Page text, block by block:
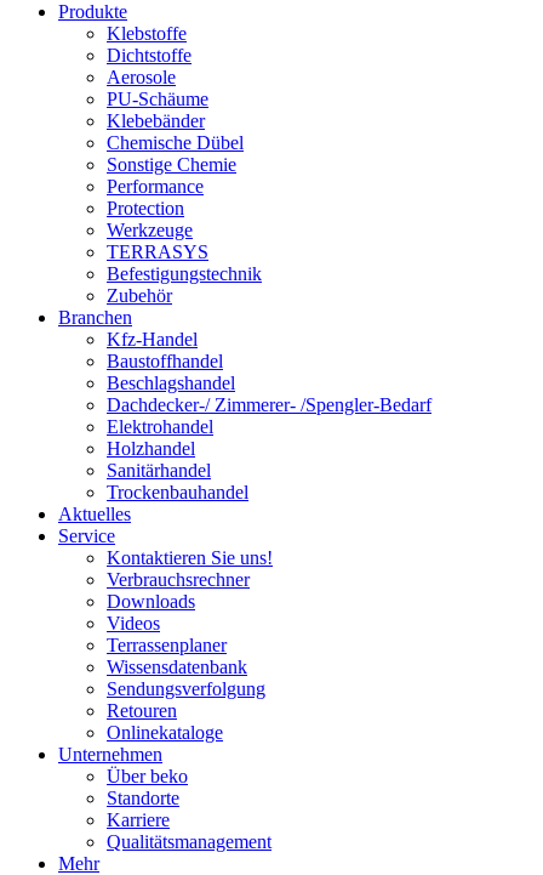
Produkte
Klebstoffe
Dichtstoffe
Aerosole
PU-Schäume
Klebebänder
Chemische Dübel
Sonstige Chemie
Performance
Protection
Werkzeuge
TERRASYS
Befestigungstechnik
Zubehör
Branchen
Kfz-Handel
Baustoffhandel
Beschlagshandel
Dachdecker-/ Zimmerer- /Spengler-Bedarf
Elektrohandel
Holzhandel
Sanitärhandel
Trockenbauhandel
Aktuelles
Service
Kontaktieren Sie uns!
Verbrauchsrechner
Downloads
Videos
Terrassenplaner
Wissensdatenbank
Sendungsverfolgung
Retouren
Onlinekataloge
Unternehmen
Über beko
Standorte
Karriere
Qualitätsmanagement
Mehr